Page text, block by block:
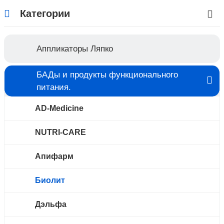
Категории
Аппликаторы Ляпко
БАДы и продукты функционального
питания.
AD-Medicine
NUTRI-CARE
Апифарм
Биолит
Дэльфа